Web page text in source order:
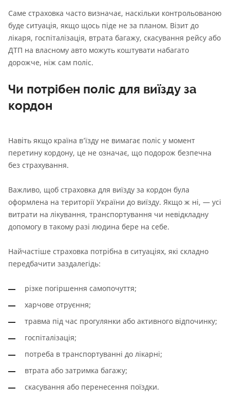
Саме страховка часто визначає, наскільки контрольованою
буде ситуація, якщо щось піде не за планом. Візит до
лікаря, госпіталізація, втрата багажу, скасування рейсу або
ДТП на власному авто можуть коштувати набагато
дорожче, ніж сам поліс.
Чи потрібен поліс для виїзду за
кордон
Навіть якщо країна в’їзду не вимагає поліс у момент
перетину кордону, це не означає, що подорож безпечна
без страхування.
Важливо, щоб страховка для виїзду за кордон була
оформлена на території України до виїзду. Якщо ж ні, — усі
витрати на лікування, транспортування чи невідкладну
допомогу в такому разі людина бере на себе.
Найчастіше страховка потрібна в ситуаціях, які складно
передбачити заздалегідь:
різке погіршення самопочуття;
харчове отруєння;
травма під час прогулянки або активного відпочинку;
госпіталізація;
потреба в транспортуванні до лікарні;
втрата або затримка багажу;
скасування або перенесення поїздки.